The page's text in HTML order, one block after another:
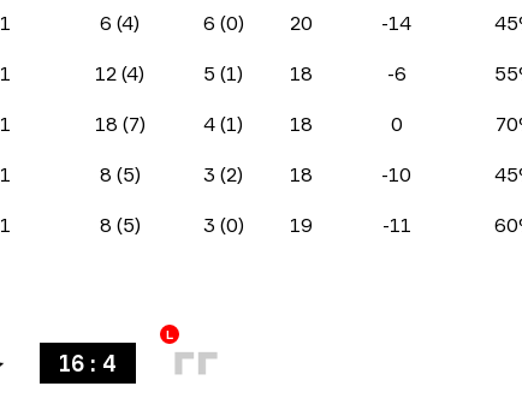
1 6 (4) 6 (0) 20 -14
1 12 (4) 5 (1) 18 -6
1 18 (7) 4 (1) 18 0
1 8 (5) 3 (2) 18 -10
1 8 (5) 3 (0) 19 -11
16 : 4
L